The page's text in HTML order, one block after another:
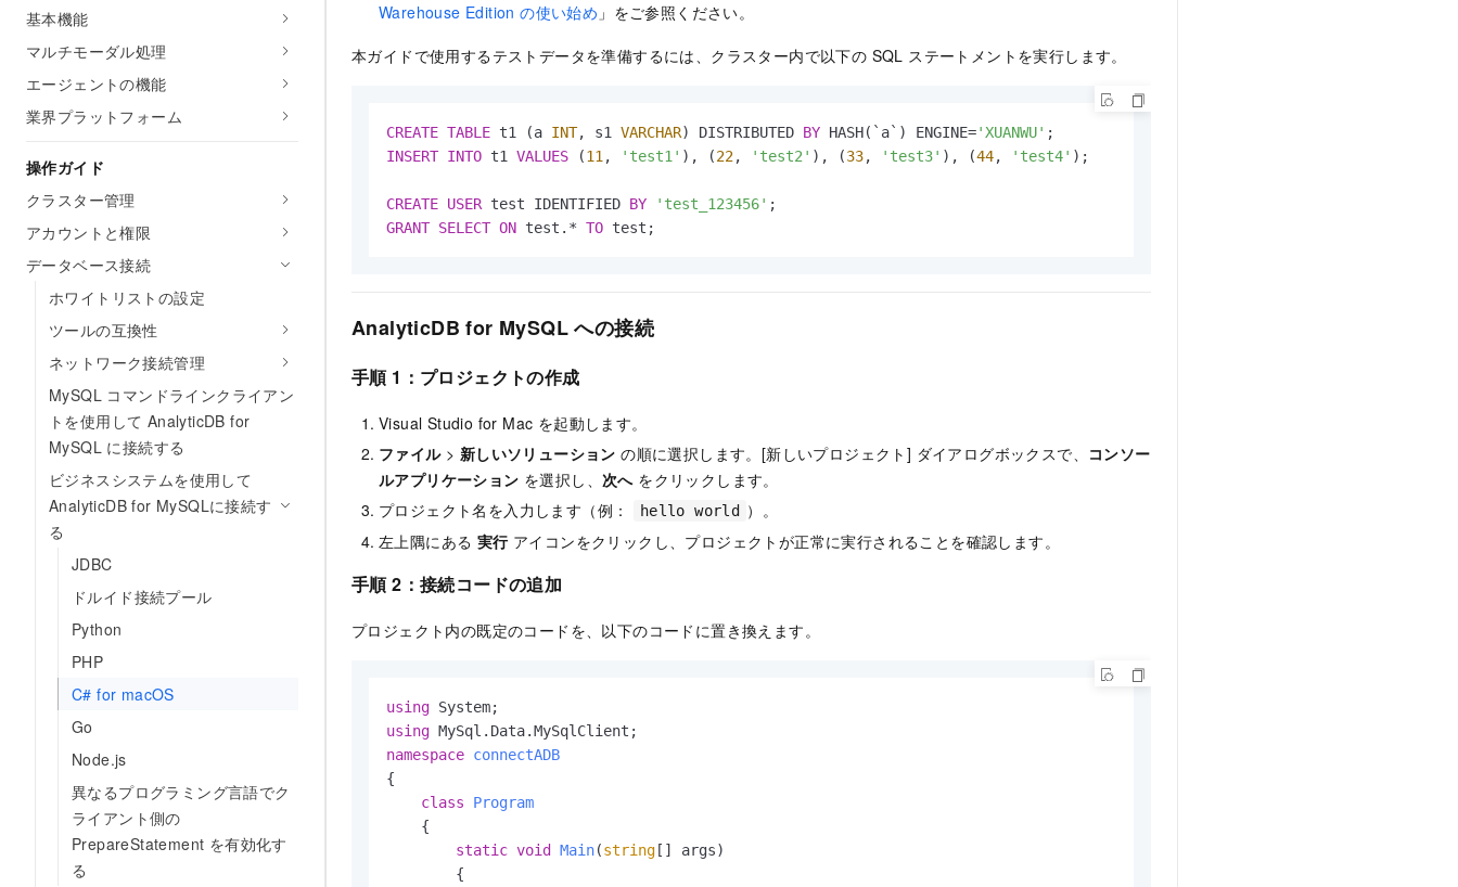
基本機能
マルチモーダル処理
エージェントの機能
業界プラットフォーム
操作ガイド
クラスター管理
アカウントと権限
データベース接続
ホワイトリストの設定
ツールの互換性
ネットワーク接続管理
MySQL コマンドラインクライアン
トを使用して AnalyticDB for
MySQL に接続する
ビジネスシステムを使用して
AnalyticDB for MySQLに接続す
る
JDBC
ドルイド接続プール
Python
PHP
C# for macOS
Go
Node.js
異なるプログラミング言語でク
ライアント側の
PrepareStatement を有効化す
る
Warehouse Edition の使い始め 」をご参照ください。
本ガイドで使用するテストデータを準備するには、クラスター内で以下の SQL ステートメントを実行します。
CREATE TABLE t1 (a INT, s1 VARCHAR) DISTRIBUTED BY HASH(`a`) ENGINE='XUANWU'
INSERT INTO t1 VALUES (11 , 'test1' ), (22, 'test2' ), (33, 'test3' ), (44, 'test4' );
CREATE USER test IDENTIFIED BY 'test_123456'
GRANT SELECT ON test. * TO test;
AnalyticDB for MySQL への接続
手順 1：プロジェクトの作成
Visual Studio for Mac を起動します。
ファイル> 新しいソリューション の順に選択します。[新しいプロジェクト] ダイアログボックスで、 コンソー
ルアプリケーション を選択し、次へをクリックします。
プロジェクト名を入力します（例：
hello world
）。
左上隅にある 実行アイコンをクリックし、プロジェクトが正常に実行されることを確認します。
手順 2：接続コードの追加
プロジェクト内の既定のコードを、以下のコードに置き換えます。
using
using
namespace connectADB
{
class
Program
    {
static void Main(string [] args)
        {